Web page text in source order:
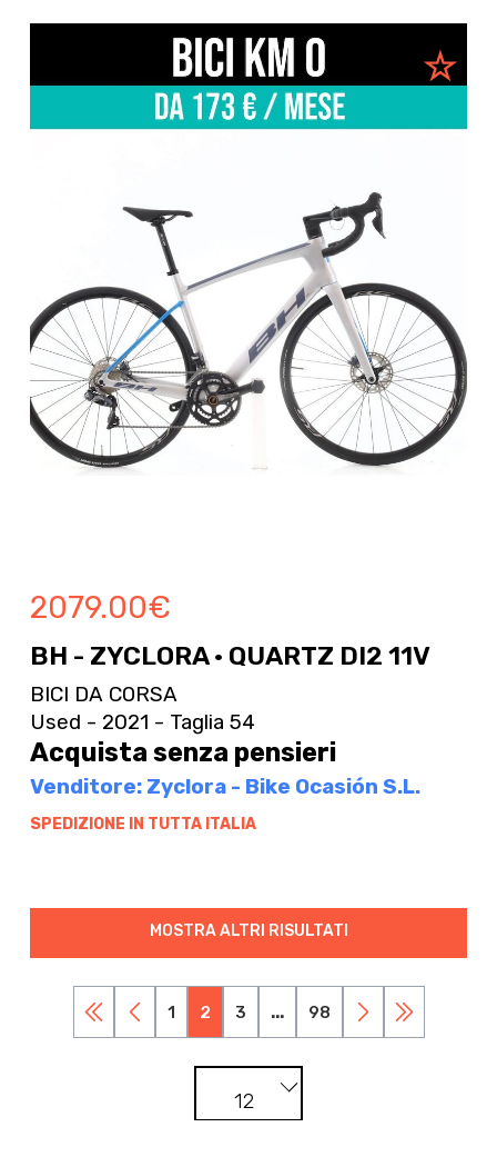
2079.00€
BH - ZYCLORA · QUARTZ DI2 11V
BICI DA CORSA
Used - 2021 - Taglia 54
Acquista senza pensieri
Venditore: Zyclora - Bike Ocasión S.L.
SPEDIZIONE IN TUTTA ITALIA
MOSTRA ALTRI RISULTATI
1 2 3 ... 98
12